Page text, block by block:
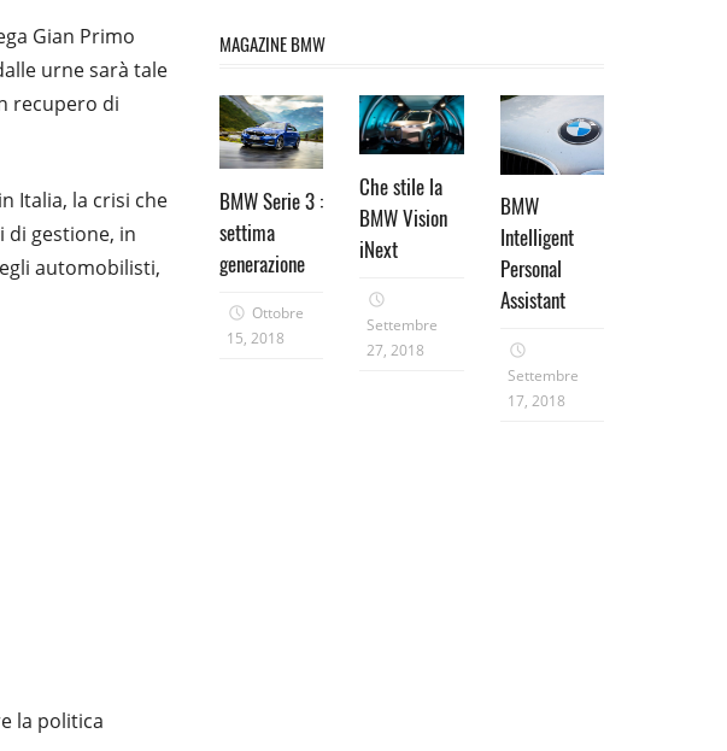
Gian Primo
urne sarà tale
recupero di
Italia, la crisi che
di gestione, in
automobilisti,
la politica
MAGAZINE BMW
BMW Serie 3 :
settima
generazione
Ottobre
15, 2018
Che stile la
BMW Vision
iNext
Settembre
27, 2018
BMW
Intelligent
Personal
Assistant
Settembre
17, 2018